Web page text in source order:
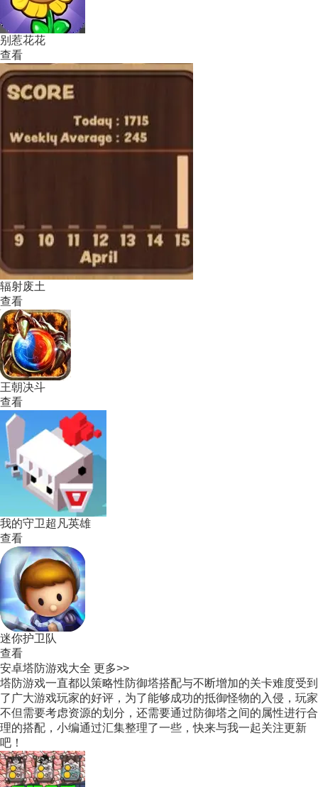
别惹花花
查看
辐射废土
查看
王朝决斗
查看
我的守卫超凡英雄
查看
迷你护卫队
查看
安卓塔防游戏大全 更多>>
塔防游戏一直都以策略性防御塔搭配与不断增加的关卡难度受到
了广大游戏玩家的好评，为了能够成功的抵御怪物的入侵，玩家
不但需要考虑资源的划分，还需要通过防御塔之间的属性进行合
理的搭配，小编通过汇集整理了一些，快来与我一起关注更新
吧！